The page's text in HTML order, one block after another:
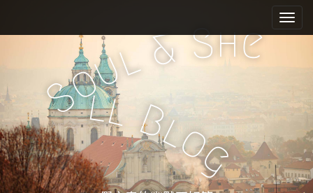
e
n
u
i
c
n
t
e
n
Soul&She
ll Bl
og